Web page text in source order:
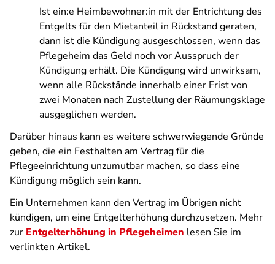
Ist ein:e Heimbewohner:in mit der Entrichtung des
Entgelts für den Mietanteil in Rückstand geraten,
dann ist die Kündigung ausgeschlossen, wenn das
Pflegeheim das Geld noch vor Ausspruch der
Kündigung erhält. Die Kündigung wird unwirksam,
wenn alle Rückstände innerhalb einer Frist von
zwei Monaten nach Zustellung der Räumungsklage
ausgeglichen werden.
Darüber hinaus kann es weitere schwerwiegende Gründe
geben, die ein Festhalten am Vertrag für die
Pflegeeinrichtung unzumutbar machen, so dass eine
Kündigung möglich sein kann.
Ein Unternehmen kann den Vertrag im Übrigen nicht
kündigen, um eine Entgelterhöhung durchzusetzen. Mehr
zur Entgelterhöhung in Pflegeheimen lesen Sie im
verlinkten Artikel.